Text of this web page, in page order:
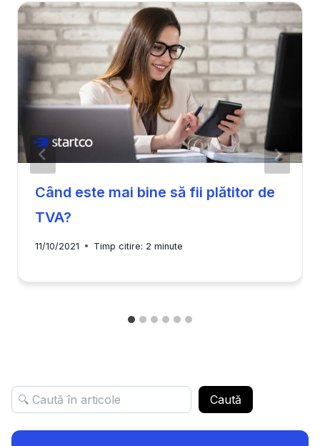
Când este mai bine să fii plătitor de
TVA?
11/10/2021 Timp citire: 2 minute
Caută